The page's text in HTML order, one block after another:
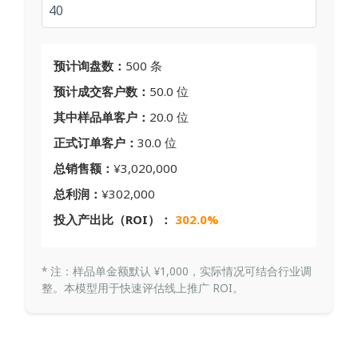
预计询盘数： 500 条
预计成交客户数： 50.0 位
其中样品单客户： 20.0 位
正式订单客户： 30.0 位
总销售额： ¥3,020,000
总利润： ¥302,000
投入产出比（ROI）： 302.0%
* 注：样品单金额默认 ¥1,000，实际情况可结合行业调
整。本模型用于快速评估线上推广 ROI。